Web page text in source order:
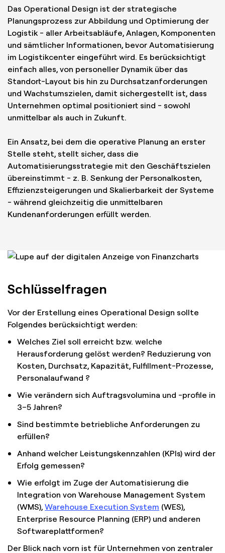
Das Operational Design ist der strategische
Planungsprozess zur Abbildung und Optimierung der
Logistik - aller Arbeitsabläufe, Anlagen, Komponenten
und sämtlicher Informationen, bevor Automatisierung
im Logistikcenter eingeführt wird. Es berücksichtigt
einfach alles, von personeller Dynamik über das
Standort-Layout bis hin zu Durchsatzanforderungen
und Wachstumszielen, damit sichergestellt ist, dass
Unternehmen optimal positioniert sind - sowohl
unmittelbar als auch in Zukunft.
Ein Ansatz, bei dem die operative Planung an erster
Stelle steht, stellt sicher, dass die
Automatisierungsstrategie mit den Geschäftszielen
übereinstimmt - z. B. Senkung der Personalkosten,
Effizienzsteigerungen und Skalierbarkeit der Systeme
- während gleichzeitig die unmittelbaren
Kundenanforderungen erfüllt werden.
Schlüsselfragen
Vor der Erstellung eines Operational Design sollte
Folgendes berücksichtigt werden:
Welches Ziel soll erreicht bzw. welche
Herausforderung gelöst werden? Reduzierung von
Kosten, Durchsatz, Kapazität, Fulfillment-Prozesse,
Personalaufwand ?
Wie verändern sich Auftragsvolumina und -profile in
3–5 Jahren?
Sind bestimmte betriebliche Anforderungen zu
erfüllen?
Anhand welcher Leistungskennzahlen (KPIs) wird der
Erfolg gemessen?
Wie erfolgt im Zuge der Automatisierung die
Integration von Warehouse Management System
(WMS),Warehouse Execution System (WES),
Enterprise Resource Planning (ERP) und anderen
Softwareplattformen?
Der Blick nach vorn ist für Unternehmen von zentraler